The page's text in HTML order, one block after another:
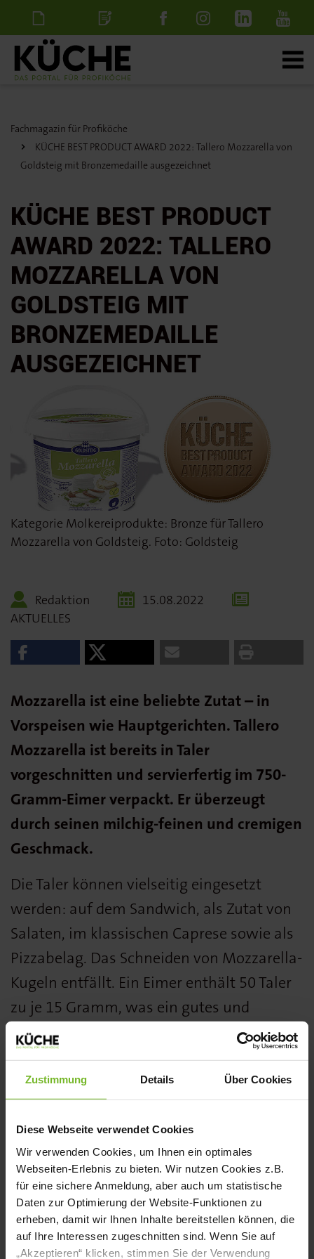
Zustimmung Details Über Cookies
Diese Webseite verwendet Cookies
Wir verwenden Cookies, um Ihnen ein optimales
Webseiten-Erlebnis zu bieten. Wir nutzen Cookies z.B.
für eine sichere Anmeldung, aber auch um statistische
Daten zur Optimierung der Website-Funktionen zu
erheben, damit wir Ihnen Inhalte bereitstellen können, die
auf Ihre Interessen zugeschnitten sind. Wenn Sie auf
„Akzeptieren“ klicken, stimmen Sie der Verwendung
NewsletterStellenanzeige
Fachmagazin für Profiköche
KÜCHE BEST PRODUCT AWARD 2022: Tallero Mozzarella von
Goldsteig mit Bronzemedaille ausgezeichnet
KÜCHE BEST PRODUCT
AWARD 2022: TALLERO
MOZZARELLA VON
GOLDSTEIG MIT
BRONZEMEDAILLE
AUSGEZEICHNET
Kategorie Molkereiprodukte: Bronze für Tallero
Mozzarella von Goldsteig. Foto: Goldsteig
Redaktion
15.08.2022
AKTUELLES
Mozzarella ist eine beliebte Zutat – in
Vorspeisen wie Hauptgerichten. Tallero
Mozzarella ist bereits in Taler
vorgeschnitten und servierfertig im 750-
Gramm-Eimer verpackt. Er überzeugt
durch seinen milchig-feinen und cremigen
Geschmack.
Die Taler können vielseitig eingesetzt
werden: auf dem Sandwich, als Zutat von
Salaten, im klassischen Caprese sowie als
Pizzabelag. Das Schneiden von Mozzarella-
Kugeln entfällt. Ein Eimer enthält 50 Taler
zu je 15 Gramm, was ein gutes und
einfaches Portionieren in der Küche
möglich macht.
www.goldsteig.de/foodservice
Der Tallero Mozzarella von
Goldsteig wurde von der Fachjury des
KÜCHE BEST PRODUCT AWARDS in der
Kategorie Molkereiprodukte mit einer
Bronzemedaille ausgezeichnet. Alle